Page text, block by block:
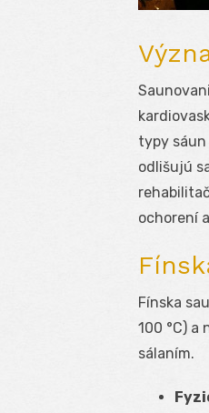
typy
odlišujú
ochorení
Fínska
100 °C) a
sálaním.